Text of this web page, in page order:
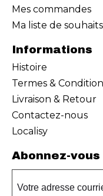
Mes commandes
Ma liste de souhaits
Informations
Histoire
Termes &
Livraison & Retour
Contactez-nous
Localisy
Abonnez-